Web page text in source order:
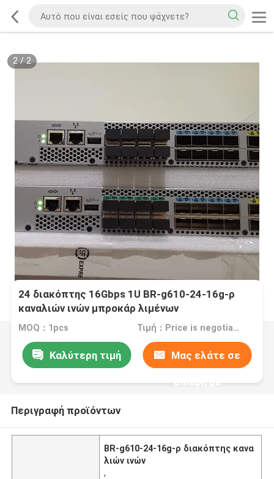
2/2
24 διακόπτης 16Gbps 1U BR-g610-24-16g-ρ
καναλιών ινών μπροκάρ λιμένων
MOQ：1pcs Τιμή：Price is negotiable
Καλύτερη τιμή Μας ελάτε σε
επαφή με
Περιγραφή προϊόντων
BR-g610-24-16g-ρ διακόπτης κανα
λιών ινών
,